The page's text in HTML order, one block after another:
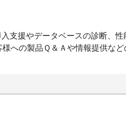
支援やデータベースの診断、
への製品Ｑ＆Ａや情報提供な